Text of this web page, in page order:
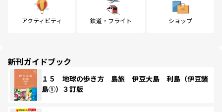
アクティビティ 鉄道・フライト ショップ
新刊ガイドブック
１５ 地球の歩き方 島旅 伊豆大島 利島（伊豆諸
島①）３訂版